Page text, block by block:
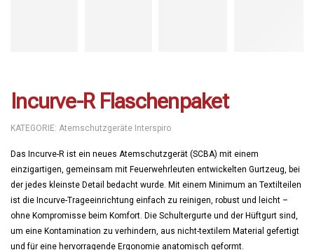
Incurve-R Flaschenpaket
KATEGORIE: Atemschutzgeräte Interspiro
Das Incurve-R ist ein neues Atemschutzgerät (SCBA) mit einem
einzigartigen, gemeinsam mit Feuerwehrleuten entwickelten Gurtzeug, bei
der jedes kleinste Detail bedacht wurde. Mit einem Minimum an Textilteilen
ist die Incurve-Trageeinrichtung einfach zu reinigen, robust und leicht –
ohne Kompromisse beim Komfort. Die Schultergurte und der Hüftgurt sind,
um eine Kontamination zu verhindern, aus nicht-textilem Material gefertigt
und für eine hervorragende Ergonomie anatomisch geformt.